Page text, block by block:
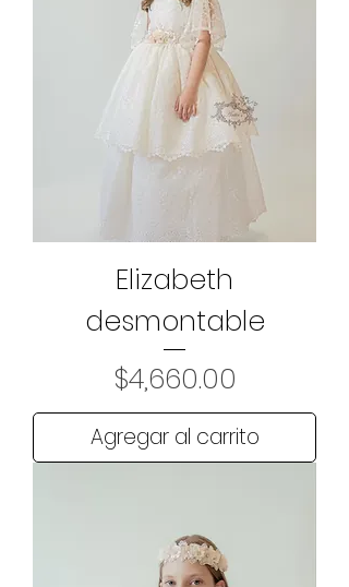
Elizabeth
desmontable
Precio
$4,660.00
Agregar al carrito